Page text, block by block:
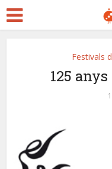
Festivals
125